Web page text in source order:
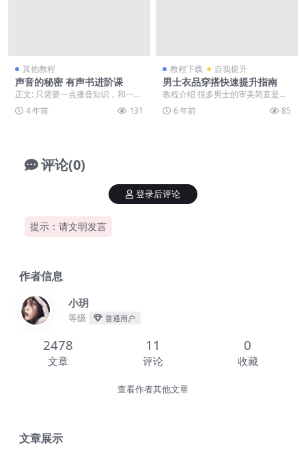
其他教程
声音的秘密 有声书进阶课
正文: 只需要一点播音知识，和一个
洞悉行业规则的“百晓生”，那么你的
声音就是你的...
4 年前 131
教程下载 自我提升
男士衣品穿搭快速提升指南
教程介绍 很多男士的审美简直是个
谜！我们经常会从一个人的穿衣打
扮上，就能判断这个...
6 年前 85
评论(0)
提示：请文明发言
登录后评论
作者信息
小玥
等级 普通用户
2478
文章
11
评论
0
收藏
查看作者其他文章
文章展示